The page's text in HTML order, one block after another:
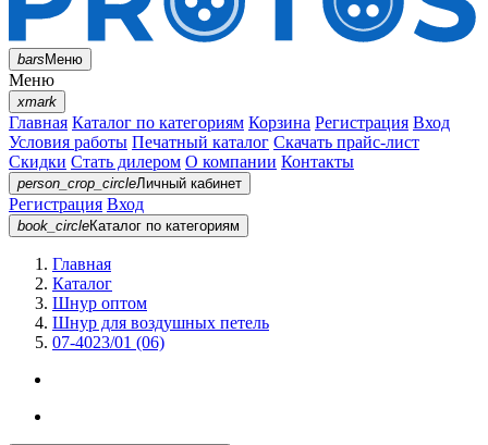
barsМеню
Меню
xmark
Главная Каталог по категориям Корзина Регистрация Вход
Условия работы Печатный каталог Скачать прайс-лист
Скидки Стать дилером О компании Контакты
person_crop_circleЛичный кабинет
Регистрация Вход
book_circleКаталог по категориям
Главная
Каталог
Шнур оптом
Шнур для воздушных петель
07-4023/01 (06)